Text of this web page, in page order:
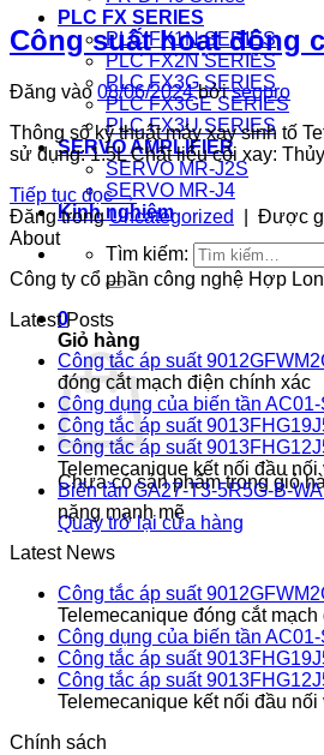
PLC FX SERIES
PLC FX1N SERIES
PLC FX2N SERIES
PLC FX3G SERIES
PLC FX3GE SERIES
PLC FX3U SERIES
SERVO AMPLIFIER
SERVO MR-J2S
SERVO MR-J4
Kinh nghiệm
Tìm kiếm:
0
Giỏ hàng
Chưa có sản phẩm trong giỏ
Quay trở lại cửa hàng
Công suất hoạt động
Đăng vào08/06/2024 bởiseopro
Thông số kỹ thuật máy xay sinh tố
sử dụng: 1.5L Chất liệu cối xay:
Tiếp tục đọc→
Đăng trongUncategorized Được
About
Công ty cổ phần công nghệ Hợp
Latest Posts
Công tắc áp suất
đóng cắt mạch điện chính xác
Công dụng của biến tần AC01-
Công tắc áp suất
Công tắc áp suất
Telemecanique kết nối đầu
Biến tần GA27-T3-5R5G-B-
nặng mạnh mẽ
Latest News
Công tắc áp suất
Telemecanique đóng cắt
Công dụng của biến tần AC01-
Công tắc áp suất
Công tắc áp suất
Telemecanique kết nối đầu
Chính sách